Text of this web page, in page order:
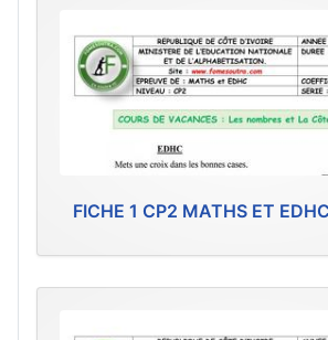
FICHE 1 CP2 MATHS ET